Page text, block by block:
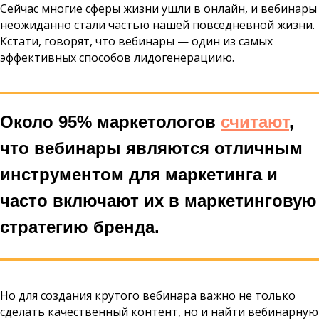
Сейчас многие сферы жизни ушли в онлайн, и вебинары
неожиданно стали частью нашей повседневной жизни.
Кстати, говорят, что вебинары — один из самых
эффективных способов лидогенерациию.
Около 95% маркетологов считают,
что вебинары являются отличным
инструментом для маркетинга и
часто включают их в маркетинговую
стратегию бренда.
Но для создания крутого вебинара важно не только
сделать качественный контент, но и найти вебинарную